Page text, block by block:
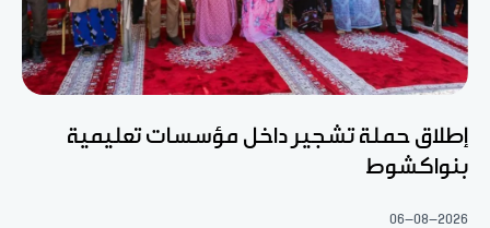
إطلاق حملة تشجير داخل مؤسسات تعليمية
بنواكشوط
06-08-2026